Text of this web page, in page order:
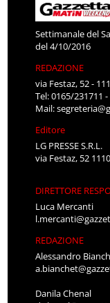
Settimanale del
del 4/10/2016
REDAZIONE
via Festaz, 52 -
Tel: 0165/231711
Mail:
Editore
LG PRESSE S.R.L.
via Festaz, 52
DIRETTORE
Luca Mercanti
REDAZIONE
Alessandro
Danila Chenal